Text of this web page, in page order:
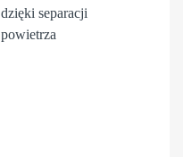
dzięki separacji
powietrza